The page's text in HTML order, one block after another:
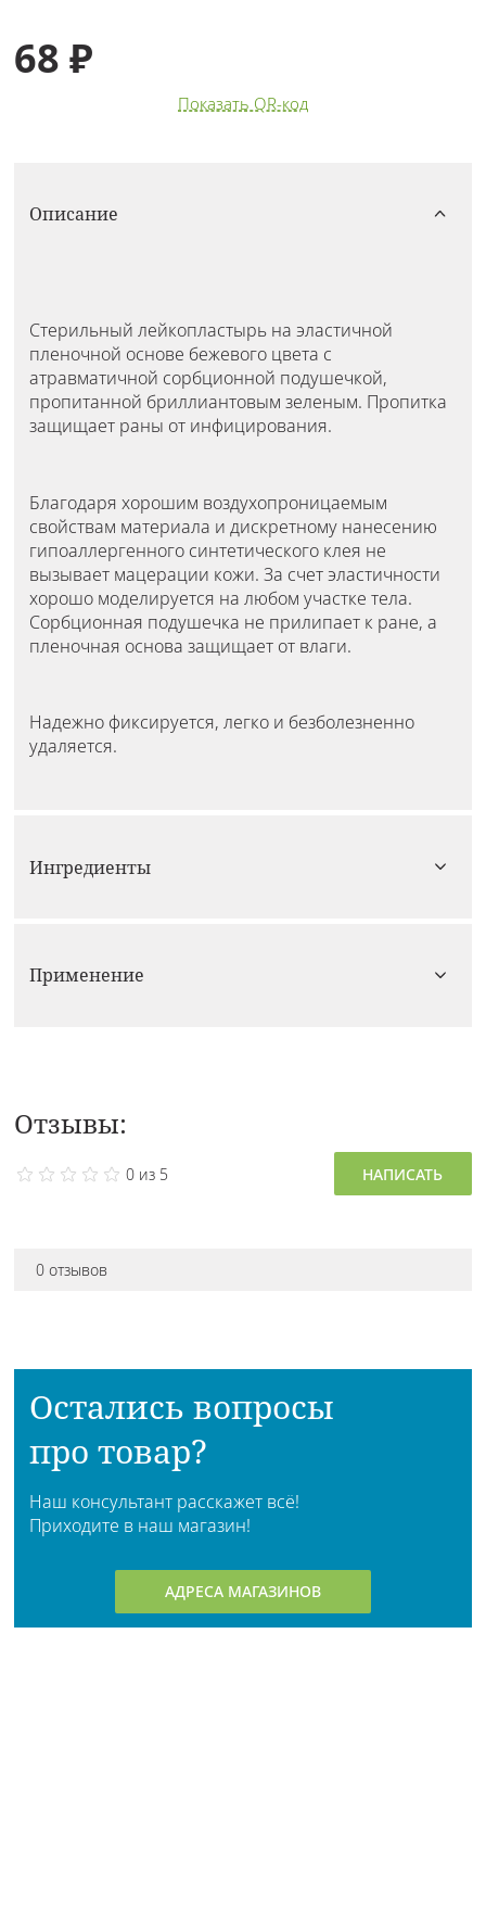
68 ₽
Показать QR-код
Описание
Стерильный лейкопластырь на эластичной
пленочной основе бежевого цвета с
атравматичной сорбционной подушечкой,
пропитанной бриллиантовым зеленым. Пропитка
защищает раны от инфицирования.
Благодаря хорошим воздухопроницаемым
свойствам материала и дискретному нанесению
гипоаллергенного синтетического клея не
вызывает мацерации кожи. За счет эластичности
хорошо моделируется на любом участке тела.
Сорбционная подушечка не прилипает к ране, а
пленочная основа защищает от влаги.
Надежно фиксируется, легко и безболезненно
удаляется.
Ингредиенты
Применение
Отзывы:
0 из 5 НАПИСАТЬ
0 отзывов
Остались вопросы
про товар?
Наш консультант расскажет всё!
Приходите в наш магазин!
АДРЕСА МАГАЗИНОВ